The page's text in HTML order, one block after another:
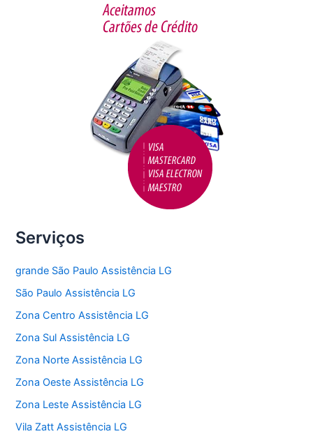
Serviços
grande São Paulo Assistência LG
São Paulo Assistência LG
Zona Centro Assistência LG
Zona Sul Assistência LG
Zona Norte Assistência LG
Zona Oeste Assistência LG
Zona Leste Assistência LG
Vila Zatt Assistência LG